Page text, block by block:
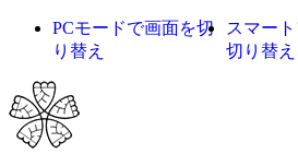
PCモードで画面を切
り替え
スマー
切り替え